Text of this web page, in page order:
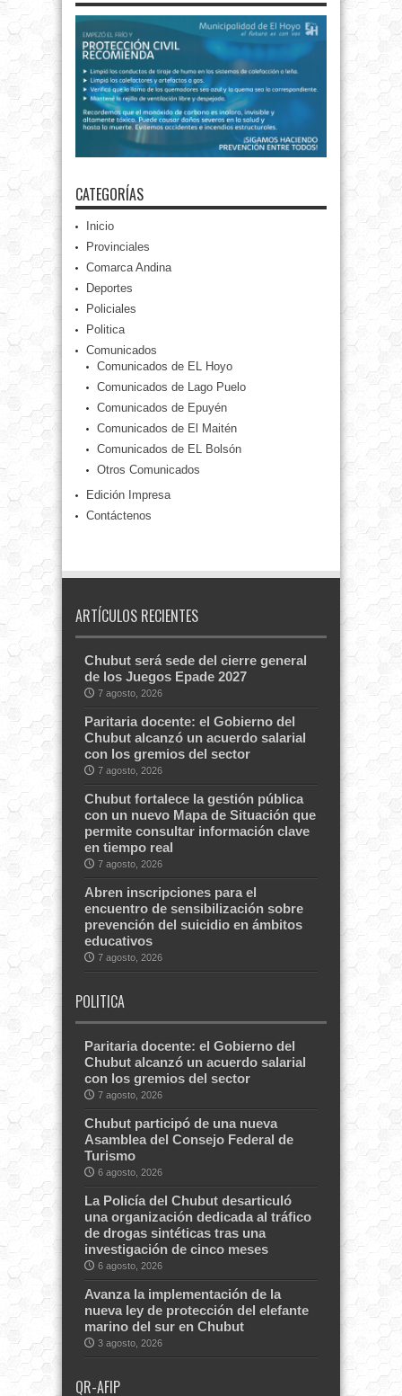
CATEGORÍAS
Inicio
Provinciales
Comarca Andina
Deportes
Policiales
Politica
Comunicados
Comunicados de EL Hoyo
Comunicados de Lago Puelo
Comunicados de Epuyén
Comunicados de El Maitén
Comunicados de EL Bolsón
Otros Comunicados
Edición Impresa
Contáctenos
ARTÍCULOS RECIENTES
Chubut será sede del cierre general
de los Juegos Epade 2027
7 agosto, 2026
Paritaria docente: el Gobierno del
Chubut alcanzó un acuerdo salarial
con los gremios del sector
7 agosto, 2026
Chubut fortalece la gestión pública
con un nuevo Mapa de Situación que
permite consultar información clave
en tiempo real
7 agosto, 2026
Abren inscripciones para el
encuentro de sensibilización sobre
prevención del suicidio en ámbitos
educativos
7 agosto, 2026
POLITICA
Paritaria docente: el Gobierno del
Chubut alcanzó un acuerdo salarial
con los gremios del sector
7 agosto, 2026
Chubut participó de una nueva
Asamblea del Consejo Federal de
Turismo
6 agosto, 2026
La Policía del Chubut desarticuló
una organización dedicada al tráfico
de drogas sintéticas tras una
investigación de cinco meses
6 agosto, 2026
Avanza la implementación de la
nueva ley de protección del elefante
marino del sur en Chubut
3 agosto, 2026
QR-AFIP